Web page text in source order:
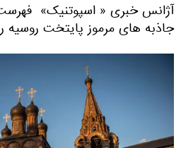
آژانس خبری « اسپوتنیک»
جاذبه های مرموز پایتخت روسیه